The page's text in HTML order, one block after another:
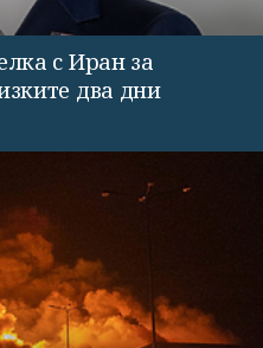
с Иран за
два дни